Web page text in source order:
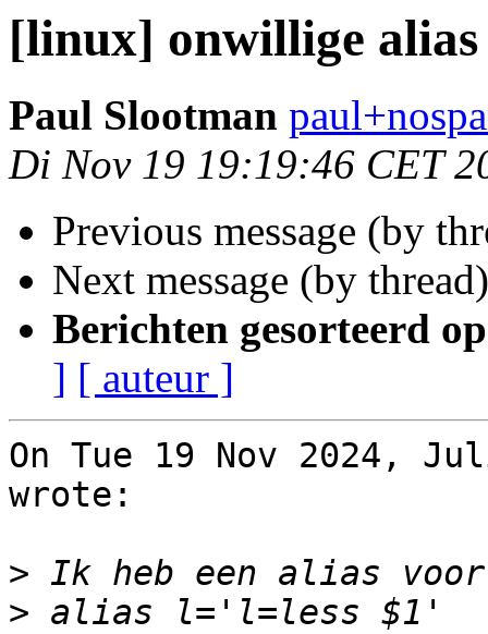
[linux] onwillige alias
Paul Slootman
Di Nov 19 19:19:46 CET
Previous message (by
Next message (by
Berichten gesorteerd
] [ auteur ]
On Tue 19 Nov 2024,
wrote:
>
>